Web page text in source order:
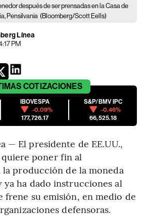
después de ser prensadas en la Casa de
Pensilvania (Bloomberg/Scott Eells)
Línea
PM
COTIZACIONES
IBOVESPA
-0.09%
177,726.17
S&P/BMV IPC
-0.46%
66,525.18
— El presidente de EE.UU.,
quiere poner fin al
la producción de la moneda
ya ha dado instrucciones al
frene su emisión, en medio de
defensoras.